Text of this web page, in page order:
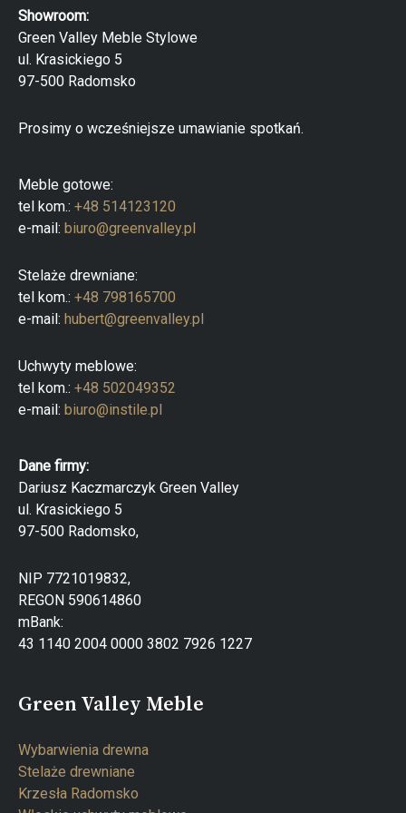
k
a
p
r
o
d
k
t
Showroom:
Green Valley Meble Stylowe
ul. Krasickiego 5
97-500 Radomsko
Prosimy o wcześniejsze umawianie spotkań.
Meble gotowe:
tel kom.: +48 514123120
e-mail: biuro@greenvalley.pl
Stelaże drewniane:
tel kom.: +48 798165700
e-mail: hubert@greenvalley.pl
Uchwyty meblowe:
tel kom.: +48 502049352
e-mail: biuro@instile.pl
Dane firmy:
Dariusz Kaczmarczyk Green Valley
ul. Krasickiego 5
97-500 Radomsko,
NIP 7721019832,
REGON 590614860
mBank:
43 1140 2004 0000 3802 7926 1227
Green Valley Meble
Wybarwienia drewna
Stelaże drewniane
Krzesła Radomsko